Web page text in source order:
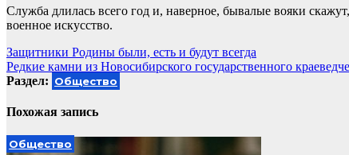
Служба длилась всего год и, наверное, бывалые вояки
военное искусство.
Навигация
по
Защитники Родины были, есть и будут всегда
Редкие камни из Новосибирского государственного
Раздел: Общество
Похожая запись
Общество